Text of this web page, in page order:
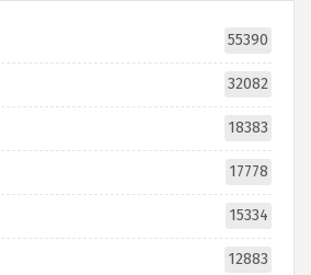
55390
32082
18383
17778
15334
12883